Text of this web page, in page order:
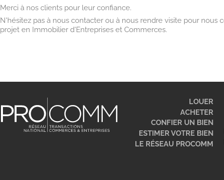
Merci à nos clients pour leur confiance.
N'hésitez pas à nous contacter ou à nous rendre visite pour nous
projet en Immobilier d'Entreprises et Commerces.
LOUER
ACHETER
CONFIER UN BIEN
ESTIMER VOTRE BIEN
LE RÉSEAU PROCOMM